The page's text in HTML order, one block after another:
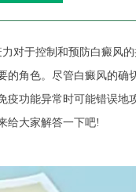
对于控制和预防白癜风
的角色。尽管白癜风的确
疫功能异常时可能错误地
给大家解答一下吧!